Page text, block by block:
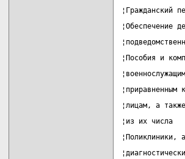
¦Гражданский
¦Пособия и
¦лицам, а
¦из их